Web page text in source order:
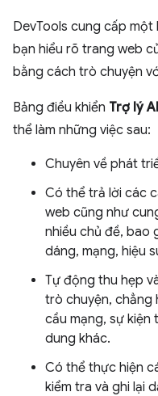
DevTools cung cấp một
bạn hiểu rõ trang web
bằng cách trò chuyện
Bảng điều khiển Trợ lý AI
thể làm những việc sau:
Chuyên về phát
Có thể trả lời các
web cũng như
nhiều chủ đề, bao
dáng, mạng, hiệu
Tự động thu hẹp
trò chuyện, chẳng
cầu mạng, sự kiện
dung khác.
Có thể thực hiện
kiểm tra và ghi lại